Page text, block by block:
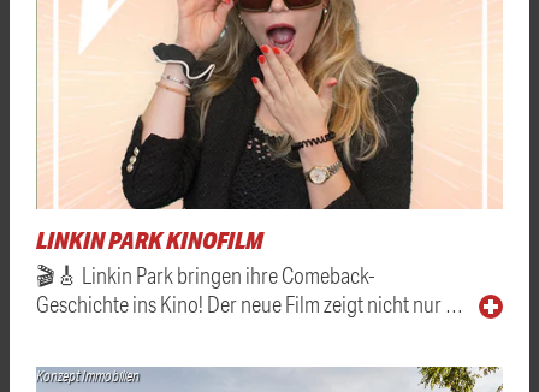
LINKIN PARK KINOFILM
🎬🎸 Linkin Park bringen ihre Comeback-
Geschichte ins Kino! Der neue Film zeigt nicht nur …
Konzept Immobilien